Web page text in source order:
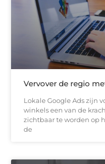
Vervover de regio
Lokale Google Ads zijn
winkels een van de
zichtbaar te worden op
de